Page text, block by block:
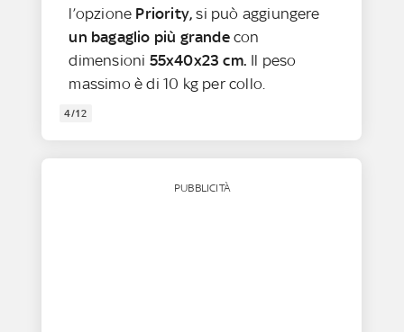
l’opzione Priority,si può aggiungere
un bagaglio più grandecon
dimensioni 55x40x23 cm. Il peso
massimo è di 10 kg per collo.
4/12
PUBBLICITÀ